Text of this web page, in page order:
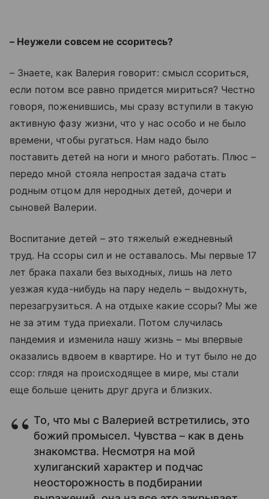
– Неужели совсем не ссоритесь?
– Знаете, как Валерия говорит: смысл ссориться,
если потом все равно придется мириться? Честно
говоря, поженившись, мы сразу вступили в такую
активную фазу жизни, что у нас особо и не было
времени, чтобы ругаться. Нам надо было
поставить детей на ноги и много работать. Плюс–
передо мной стояла непростая задача стать
родным отцом для неродных детей, дочери и
сыновей Валерии.
Воспитание детей – это тяжелый ежедневный
труд. На ссоры сил и не оставалось. Мы первые 17
лет брака пахали без выходных, лишь на лето
уезжая куда-нибудь на пару недель – выдохнуть,
перезагрузиться. А на отдыхе какие ссоры? Мы же
не за этим туда приехали. Потом случилась
пандемия и изменила нашу жизнь – мы впервые
оказались вдвоем в квартире. Но и тут было не до
ссор: глядя на происходящее в мире, мы стали
еще больше ценить друг друга и близких.
То, что мы с Валерией встретились, это
божий промысел. Чувства – как в день
знакомства. Несмотря на мой
хулиганский характер и подчас
неосторожность в подбирании